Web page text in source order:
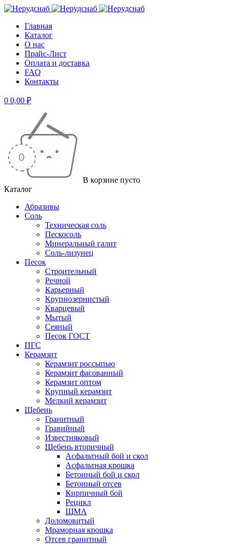
Главная
Каталог
О нас
Прайс-Лист
Оплата и доставка
FAQ
Контакты
0 0,00 ₽
В корзине пусто
Каталог
Абразивы
Соль
Техническая соль
Пескосоль
Минеральный галит
Соль-лизунец
Песок
Строительный
Речной
Карьерный
Крупнозернистый
Кварцевый
Мытый
Сеяный
Песок ГОСТ
ПГС
Керамзит
Керамзит россыпью
Керамзит фасованный
Керамзит оптом
Крупный керамзит
Мелкий керамзит
Щебень
Гранитный
Гравийный
Известняковый
Щебень вторичный
Асфальтный бой и скол
Асфальтная крошка
Бетонный бой и скол
Бетонный отсев
Кирпичный бой
Рецикл
ЩМА
Доломовитый
Мраморная крошка
Отсев гранитный